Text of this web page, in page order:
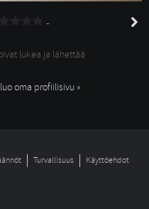
-
lukea ja lähettää
oma profiilisivu »
Turvallisuus
Käyttöehdot